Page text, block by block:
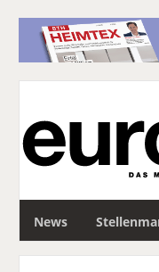
News